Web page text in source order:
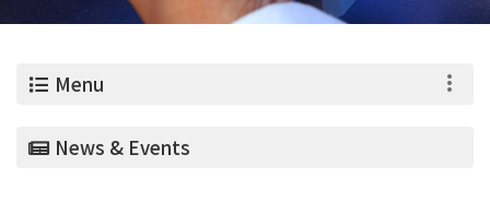
Menu
News & Events